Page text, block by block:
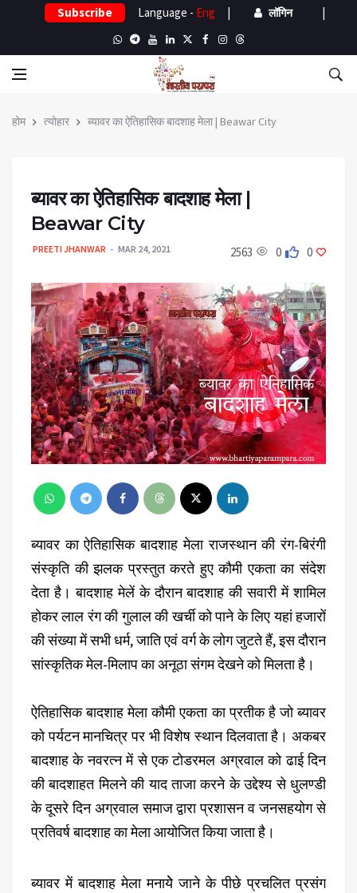
Subscribe Language - Eng | लॉगिन |
होम त्योहार ब्यावर का ऐतिहासिक बादशाह मेला | Beawar City
ब्यावर का ऐतिहासिक बादशाह मेला |
Beawar City
PREETI JHANWAR MAR 24, 2021
ब्यावर का ऐतिहासिक बादशाह मेला राजस्थान की रंग-बिरंगी
संस्कृति की झलक प्रस्तुत करते हुए कौमी एकता का संदेश
देता है। बादशाह मेलें के दौरान बादशाह की सवारी में शामिल
होकर लाल रंग की गुलाल की खर्ची को पाने के लिए यहां हजारों
की संख्या में सभी धर्म, जाति एवं वर्ग के लोग जुटते हैं, इस दौरान
सांस्कृतिक मेल-मिलाप का अनूठा संगम देखने को मिलता है।
ऐतिहासिक बादशाह मेला कौमी एकता का प्रतीक है जो ब्यावर
को पर्यटन मानचित्र पर भी विशेष स्थान दिलवाता है। अकबर
बादशाह के नवरत्न में से एक टोडरमल अग्रवाल को ढाई दिन
की बादशाहत मिलने की याद ताजा करने के उद्देश्य से धुलण्डी
के दूसरे दिन अग्रवाल समाज द्वारा प्रशासन व जनसहयोग से
प्रतिवर्ष बादशाह का मेला आयोजित किया जाता है।
ब्यावर में बादशाह मेला मनायेे जाने के पीछे प्रचलित प्रसंग